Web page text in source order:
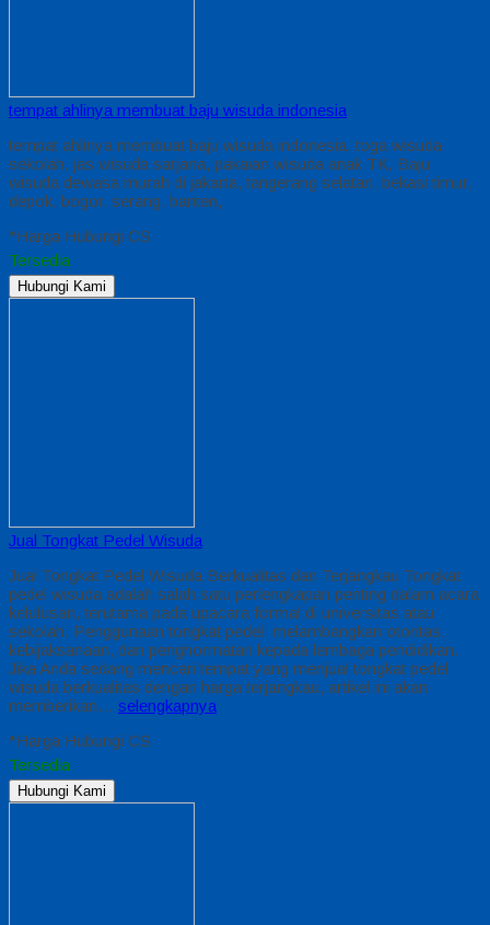
tempat ahlinya membuat baju wisuda indonesia
tempat ahlinya membuat baju wisuda indonesia, toga wisuda
sekolah, jas wisuda sarjana, pakaian wisuda anak TK, Baju
wisuda dewasa murah di jakarta, tangerang selatan, bekasi timur,
depok, bogor, serang, banten,
*Harga Hubungi CS
Tersedia
Hubungi Kami
Jual Tongkat Pedel Wisuda
Jual Tongkat Pedel Wisuda Berkualitas dan Terjangkau Tongkat
pedel wisuda adalah salah satu perlengkapan penting dalam acara
kelulusan, terutama pada upacara formal di universitas atau
sekolah. Penggunaan tongkat pedel melambangkan otoritas,
kebijaksanaan, dan penghormatan kepada lembaga pendidikan.
Jika Anda sedang mencari tempat yang menjual tongkat pedel
wisuda berkualitas dengan harga terjangkau, artikel ini akan
memberikan… selengkapnya
*Harga Hubungi CS
Tersedia
Hubungi Kami